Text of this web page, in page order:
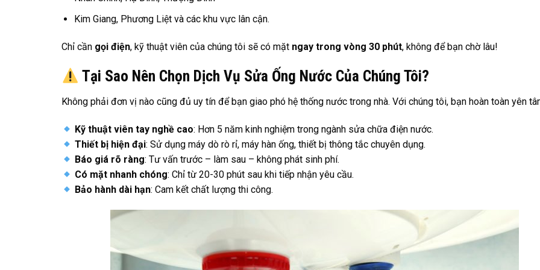
Kim Giang, Phương Liệt và các khu vực lân cận.
Chỉ cần gọi điện, kỹ thuật viên của chúng tôi sẽ có mặt ngay trong vòng 30 phút, không để bạn chờ lâu!
Tại Sao Nên Chọn Dịch Vụ Sửa Ống Nước Của Chúng Tôi?
Không phải đơn vị nào cũng đủ uy tín để bạn giao phó hệ thống nước trong nhà. Với chúng tôi, bạn hoàn toàn yên
Kỹ thuật viên tay nghề cao: Hơn 5 năm kinh nghiệm trong ngành sửa chữa điện nước.
Thiết bị hiện đại: Sử dụng máy dò rò rỉ, máy hàn ống, thiết bị thông tắc chuyên dụng.
Báo giá rõ ràng: Tư vấn trước – làm sau – không phát sinh phí.
Có mặt nhanh chóng: Chỉ từ 20-30 phút sau khi tiếp nhận yêu cầu.
Bảo hành dài hạn: Cam kết chất lượng thi công.